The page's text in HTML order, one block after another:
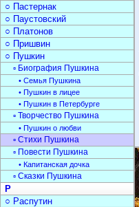
○ Пастернак
○ Паустовский
○ Платонов
○ Пришвин
○ Пушкин
▫ Биография Пушкина
• Семья Пушкина
• Пушкин в лицее
• Пушкин в Петербурге
▫ Творчество Пушкина
• Пушкин о любви
▫ Стихи Пушкина
▫ Повести Пушкина
• Капитанская дочка
▫ Сказки Пушкина
Р
○ Распутин